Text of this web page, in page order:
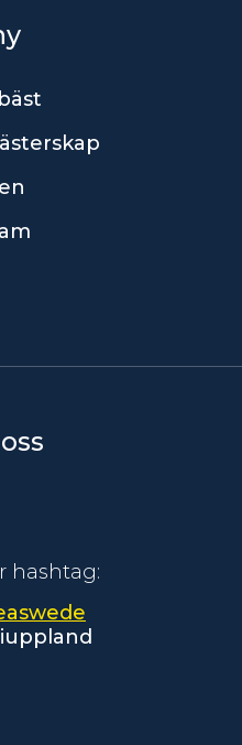
hashtag: